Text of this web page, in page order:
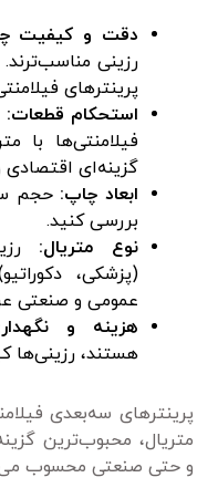
دقت و کیفیت
رزینی
پرینترهای
استحکام قطعات:
گزینه‌ای اقتصادی
ابعاد چاپ: حجم
بررسی کنید.
نوع متریال:
(پزشکی،
عمومی و صنعتی
هزینه و
هستند، رزینی‌ها
پرینترهای سه‌بعدی
متریال، محبوب‌ترین
و حتی صنعتی محسوب